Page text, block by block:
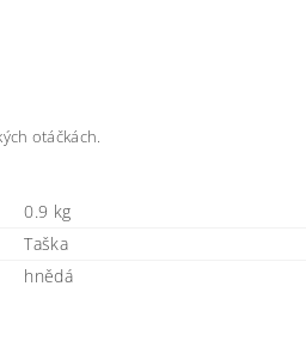
otáčkách.
0.9 kg
Taška
hnědá